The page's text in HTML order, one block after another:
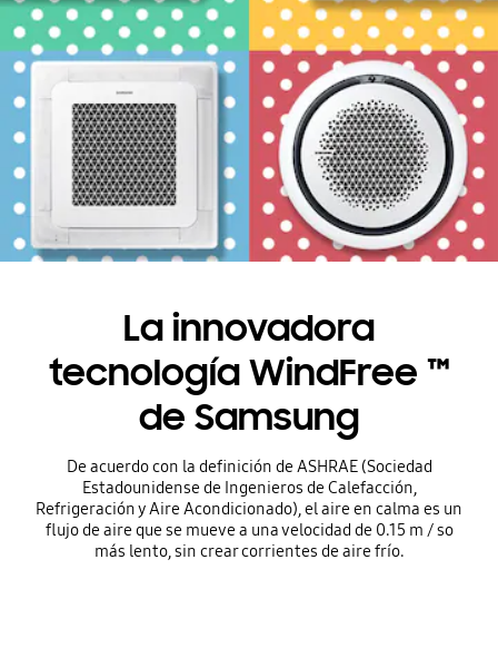
La innovadora
tecnología WindFree ™
de Samsung
De acuerdo con la definición de ASHRAE (Sociedad
Estadounidense de Ingenieros de Calefacción,
Refrigeración y Aire Acondicionado), el aire en calma es un
flujo de aire que se mueve a una velocidad de 0.15 m / so
más lento, sin crear corrientes de aire frío.